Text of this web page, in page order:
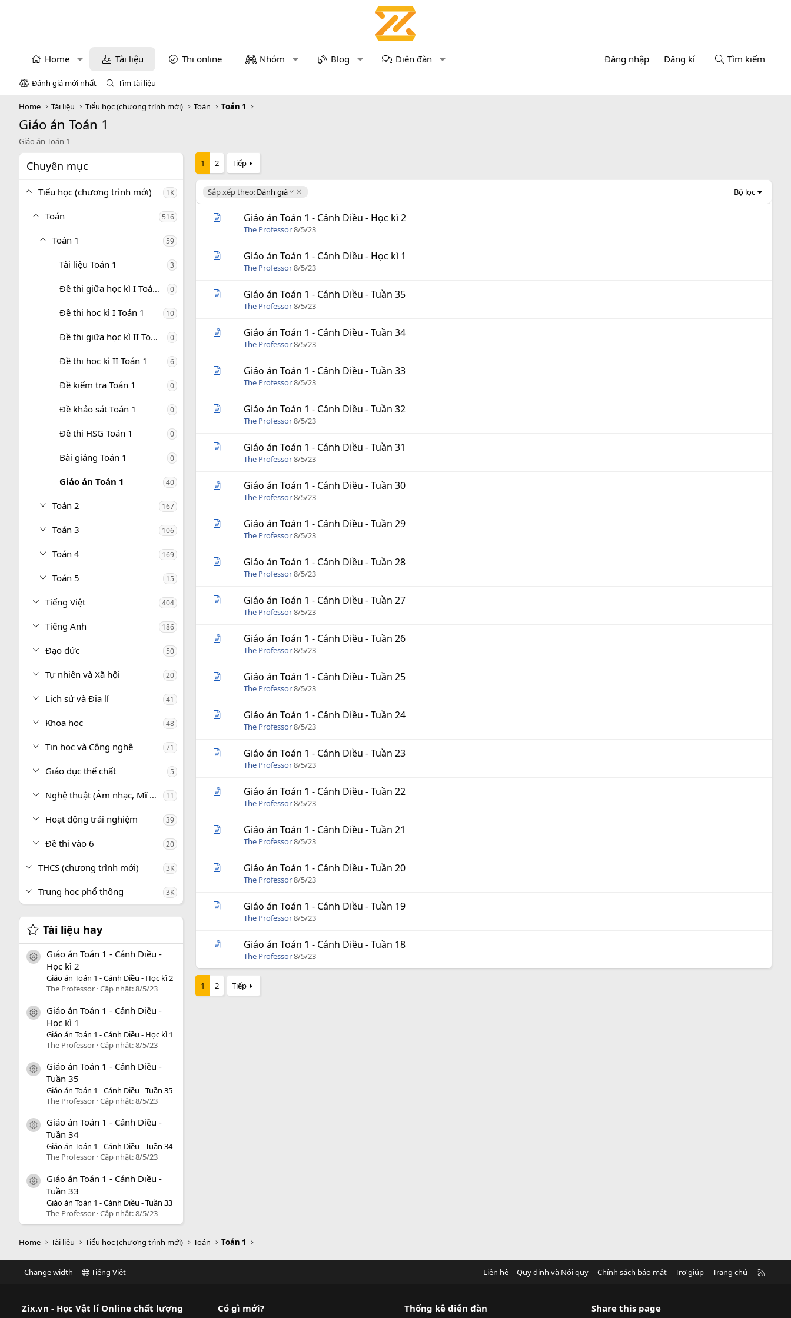
Home Tài liệu Thi online Nhóm Blog Diễn đàn Đăng nhập Đăng kí Tìm kiếm
Đánh giá mới nhất Tìm tài liệu
Home Tài liệu Tiểu học (chương trình mới) Toán Toán 1
Giáo án Toán 1
Giáo án Toán 1
Chuyên mục
Tiểu học (chương trình mới) 1K
Toán 516
Toán 1 59
Tài liệu Toán 1 3
Đề thi giữa học kì I Toán 1 0
Đề thi học kì I Toán 1 10
Đề thi giữa học kì II Toán 1 0
Đề thi học kì II Toán 1 6
Đề kiểm tra Toán 1 0
Đề khảo sát Toán 1 0
Đề thi HSG Toán 1 0
Bài giảng Toán 1 0
Giáo án Toán 1 40
Toán 2 167
Toán 3 106
Toán 4 169
Toán 5 15
Tiếng Việt 404
Tiếng Anh 186
Đạo đức 50
Tự nhiên và Xã hội 20
Lịch sử và Địa lí 41
Khoa học 48
Tin học và Công nghệ 71
Giáo dục thể chất 5
Nghệ thuật (Âm nhạc, Mĩ thuật) 11
Hoạt động trải nghiệm 39
Đề thi vào 6 20
THCS (chương trình mới) 3K
Trung học phổ thông 3K
Tài liệu hay
icon tài liệu
Giáo án Toán 1 - Cánh Diều -
Học kì 2
Giáo án Toán 1 - Cánh Diều - Học kì 2
The Professor Cập nhật:8/5/23
icon tài liệu
Giáo án Toán 1 - Cánh Diều -
Học kì 1
Giáo án Toán 1 - Cánh Diều - Học kì 1
The Professor Cập nhật:8/5/23
icon tài liệu
Giáo án Toán 1 - Cánh Diều -
Tuần 35
Giáo án Toán 1 - Cánh Diều - Tuần 35
The Professor Cập nhật:8/5/23
icon tài liệu
Giáo án Toán 1 - Cánh Diều -
Tuần 34
Giáo án Toán 1 - Cánh Diều - Tuần 34
The Professor Cập nhật:8/5/23
icon tài liệu
Giáo án Toán 1 - Cánh Diều -
Tuần 33
Giáo án Toán 1 - Cánh Diều - Tuần 33
The Professor Cập nhật:8/5/23
1 2 Tiếp
Sắp xếp theo:Đánh giá
D
e
Bộ lọc
Giáo án Toán 1 - Cánh Diều - Học kì 2
The Professor8/5/23
Giáo án Toán 1 - Cánh Diều - Học kì 1
The Professor8/5/23
Giáo án Toán 1 - Cánh Diều - Tuần 35
The Professor8/5/23
Giáo án Toán 1 - Cánh Diều - Tuần 34
The Professor8/5/23
Giáo án Toán 1 - Cánh Diều - Tuần 33
The Professor8/5/23
Giáo án Toán 1 - Cánh Diều - Tuần 32
The Professor8/5/23
Giáo án Toán 1 - Cánh Diều - Tuần 31
The Professor8/5/23
Giáo án Toán 1 - Cánh Diều - Tuần 30
The Professor8/5/23
Giáo án Toán 1 - Cánh Diều - Tuần 29
The Professor8/5/23
Giáo án Toán 1 - Cánh Diều - Tuần 28
The Professor8/5/23
Giáo án Toán 1 - Cánh Diều - Tuần 27
The Professor8/5/23
Giáo án Toán 1 - Cánh Diều - Tuần 26
The Professor8/5/23
Giáo án Toán 1 - Cánh Diều - Tuần 25
The Professor8/5/23
Giáo án Toán 1 - Cánh Diều - Tuần 24
The Professor8/5/23
Giáo án Toán 1 - Cánh Diều - Tuần 23
The Professor8/5/23
Giáo án Toán 1 - Cánh Diều - Tuần 22
The Professor8/5/23
Giáo án Toán 1 - Cánh Diều - Tuần 21
The Professor8/5/23
Giáo án Toán 1 - Cánh Diều - Tuần 20
The Professor8/5/23
Giáo án Toán 1 - Cánh Diều - Tuần 19
The Professor8/5/23
Giáo án Toán 1 - Cánh Diều - Tuần 18
The Professor8/5/23
1 2 Tiếp
Home Tài liệu Tiểu học (chương trình mới) Toán Toán 1
Change width Tiếng Việt Liên hệ Quy định và Nội quy Chính sách bảo mật Trợ giúp Trang chủ
Zix.vn - Học Vật lí Online chất lượng
Có gì mới? Thống kê diễn đàn Share this page